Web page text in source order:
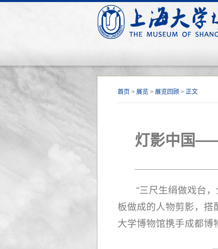
首页 > 展览 > 展览回顾 > 正文
灯影中国
“三尺生绢做戏台
板做成的人物剪影，
大学博物馆携手成都博